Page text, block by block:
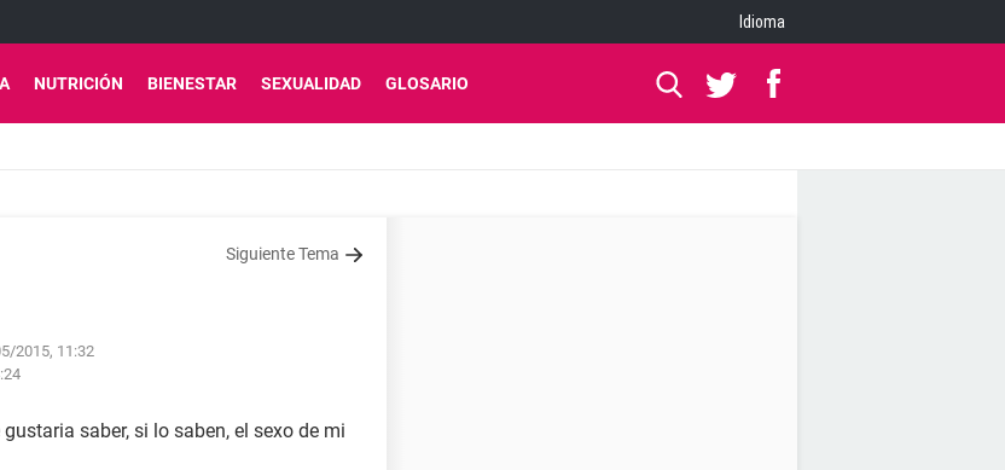
Idioma
NUTRICIÓN BIENESTAR SEXUALIDAD GLOSARIO
Siguiente Tema
2015, 11:32
saber, si lo saben, el sexo de mi